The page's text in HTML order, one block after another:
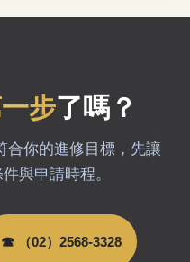
步了嗎？
合你的進修目標，先讓
與申請時程。
☎ （02）2568-3328